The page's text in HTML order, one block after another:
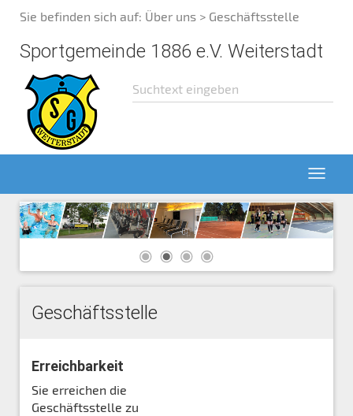
Sie befinden sich auf: Über uns > Geschäftsstelle
Sportgemeinde 1886 e.V. Weiterstadt
Geschäftsstelle
Erreichbarkeit
Sie erreichen die
Geschäftsstelle zu